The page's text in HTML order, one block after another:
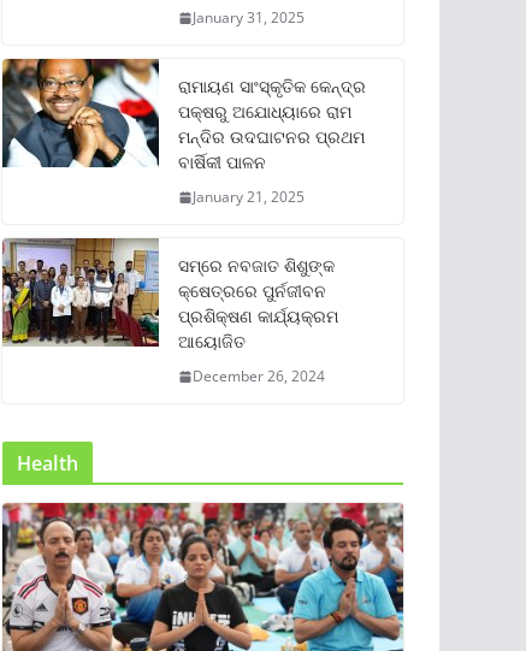
January 31, 2025
ରାମାୟଣ ସାଂସ୍କୃତିକ କେନ୍ଦ୍ର
ପକ୍ଷରୁ ଅଯୋଧ୍ୟାରେ ରାମ
ମନ୍ଦିର ଉଦଘାଟନର ପ୍ରଥମ
ବାର୍ଷିକୀ ପାଳନ
January 21, 2025
ସମ୍‌ରେ ନବଜାତ ଶିଶୁଙ୍କ
କ୍ଷେତ୍ରରେ ପୁର୍ନଜୀବନ
ପ୍ରଶିକ୍ଷଣ କାର୍ଯ୍ୟକ୍ରମ
ଆୟୋଜିତ
December 26, 2024
Health